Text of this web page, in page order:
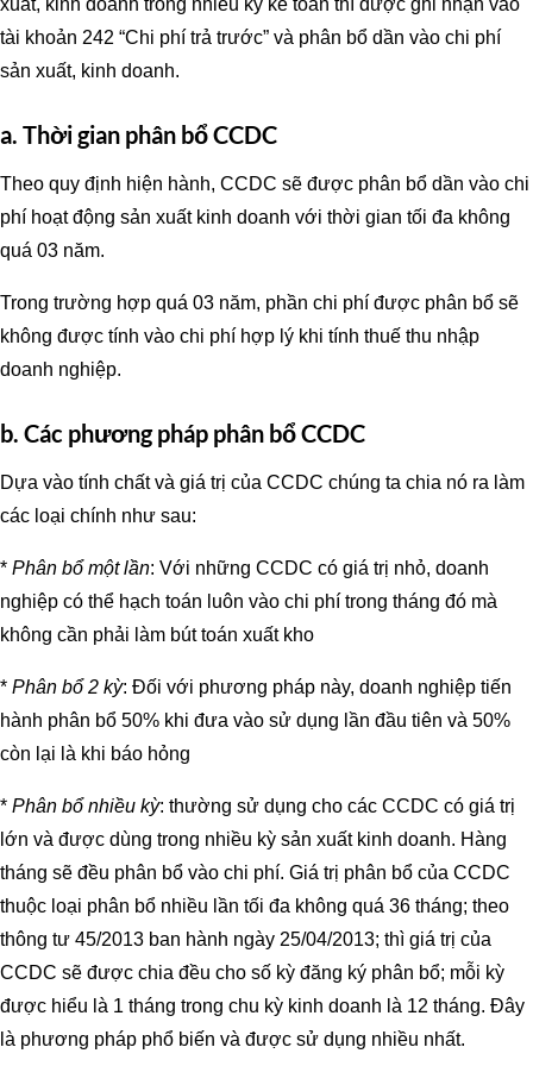
tài khoản 242 “Chi phí trả trước” và phân bổ dần vào chi phí
sản xuất, kinh doanh.
a. Thời gian phân bổ CCDC
Theo quy định hiện hành, CCDC sẽ được phân bổ dần vào chi
phí hoạt động sản xuất kinh doanh với thời gian tối đa không
quá 03 năm.
Trong trường hợp quá 03 năm, phần chi phí được phân bổ sẽ
không được tính vào chi phí hợp lý khi tính thuế thu nhập
doanh nghiệp.
b. Các phương pháp phân bổ CCDC
Dựa vào tính chất và giá trị của CCDC chúng ta chia nó ra làm
các loại chính như sau:
* Phân bổ một lần: Với những CCDC có giá trị nhỏ, doanh
nghiệp có thể hạch toán luôn vào chi phí trong tháng đó mà
không cần phải làm bút toán xuất kho
* Phân bổ 2 kỳ: Đối với phương pháp này, doanh nghiệp tiến
hành phân bổ 50% khi đưa vào sử dụng lần đầu tiên và 50%
còn lại là khi báo hỏng
* Phân bổ nhiều kỳ: thường sử dụng cho các CCDC có giá trị
lớn và được dùng trong nhiều kỳ sản xuất kinh doanh. Hàng
tháng sẽ đều phân bổ vào chi phí. Giá trị phân bổ của CCDC
thuộc loại phân bổ nhiều lần tối đa không quá 36 tháng; theo
thông tư 45/2013 ban hành ngày 25/04/2013; thì giá trị của
CCDC sẽ được chia đều cho số kỳ đăng ký phân bổ; mỗi kỳ
được hiểu là 1 tháng trong chu kỳ kinh doanh là 12 tháng. Đây
là phương pháp phổ biến và được sử dụng nhiều nhất.